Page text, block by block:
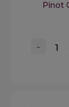
Pinot
-